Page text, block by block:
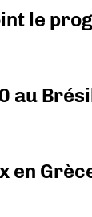
le
au
en